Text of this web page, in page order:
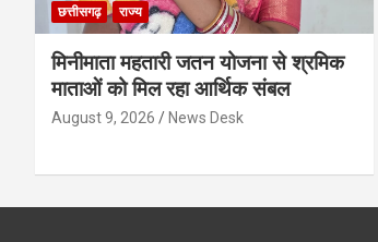
छत्तीसगढ़ राज्य
मिनीमाता महतारी जतन योजना से श्रमिक
माताओं को मिल रहा आर्थिक संबल
August 9, 2026 News Desk